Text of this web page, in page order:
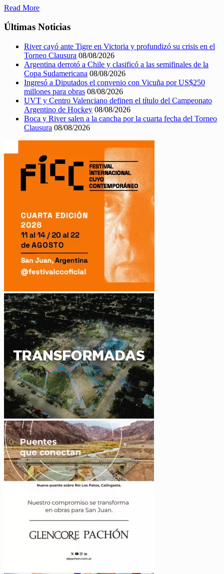
Read More
Últimas Noticias
River cayó ante Tigre en Victoria y profundizó su crisis en el
Torneo Clausura 08/08/2026
Argentina derrotó a Chile y clasificó a las semifinales de la
Copa Sudamericana 08/08/2026
Ingresó a Diputados el convenio con Vicuña por US$250
millones para obras 08/08/2026
UVT y Centro Valenciano definen el título del Campeonato
Argentino de Hockey 08/08/2026
Boca y River salen a la cancha por la cuarta fecha del Torneo
Clausura 08/08/2026